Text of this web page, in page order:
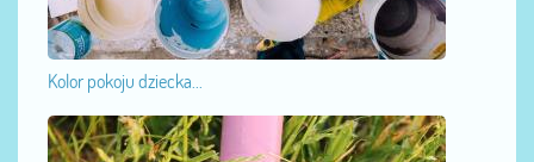
Kolor pokoju dziecka...